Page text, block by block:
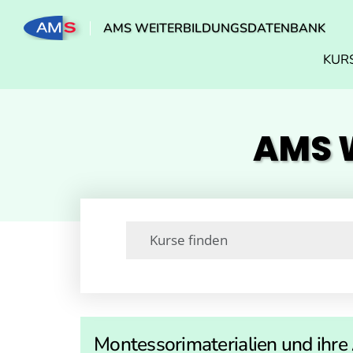
AMS WEITERBILDUNGSDATENBANK
AMS
Montessorimaterialien und